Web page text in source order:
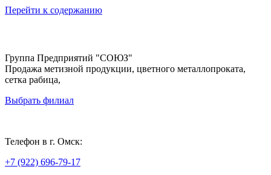
Перейти к содержанию
Группа Предприятий "СОЮЗ"
Продажа метизной продукции, цветного металлопроката,
сетка рабица,
Выбрать филиал
Телефон в г. Омск:
+7 (922) 696-79-17